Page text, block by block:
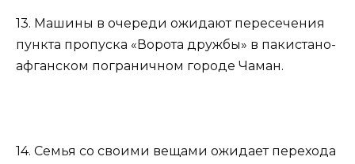
13. Машины в очереди ожидают пересечения
пункта пропуска «Ворота дружбы» в пакистано-
афганском пограничном городе Чаман.
14. Семья со своими вещами ожидает перехода